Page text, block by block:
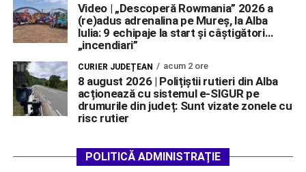
Video | „Descoperă Rowmania” 2026 a
(re)adus adrenalina pe Mureș, la Alba
Iulia: 9 echipaje la start și câștigători…
„incendiari”
CURIER JUDEȚEAN acum 2 ore
8 august 2026 | Polițiștii rutieri din Alba
acționează cu sistemul e-SIGUR pe
drumurile din județ: Sunt vizate zonele cu
risc rutier
POLITICĂ ADMINISTRAȚIE